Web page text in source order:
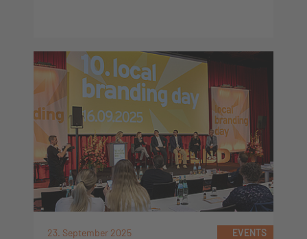
23. September 2025 EVENTS